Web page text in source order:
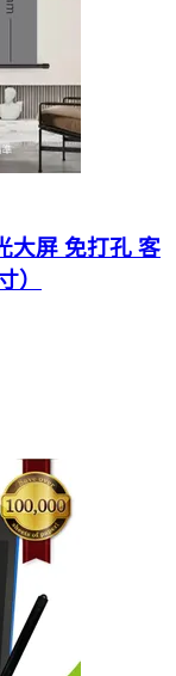
大屏 免打孔 客
）